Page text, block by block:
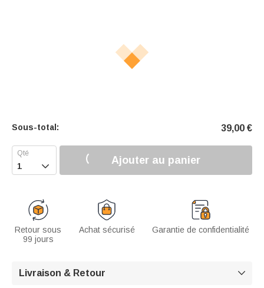
Sous-total: 39,00 €
 Ajouter au panier
Retour sous
99 jours
Achat sécurisé Garantie de confidentialité
Livraison & Retour 